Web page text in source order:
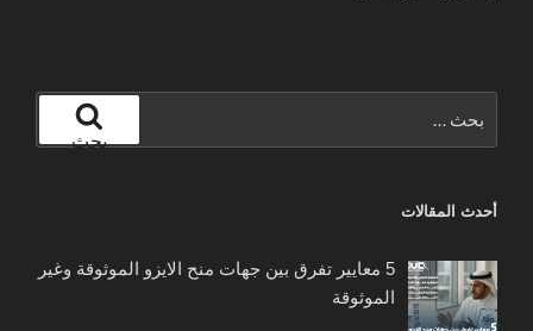
عن:
بحث
أحدث المقالات
5 معايير تفرق بين جهات منح الايزو الموثوقة وغير
الموثوقة